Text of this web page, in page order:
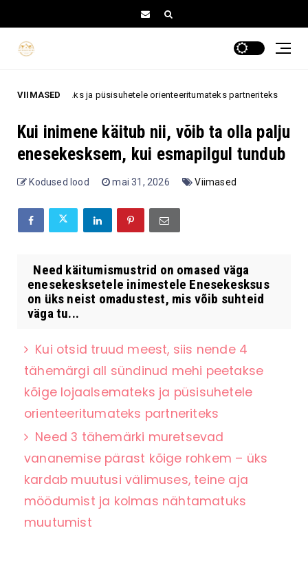
VIIMASED
ja püsisuhetele orienteeritumateks partneriteks astroloogia
Kui inimene käitub nii, võib ta olla palju
enesekesksem, kui esmapilgul tundub
Kodused lood mai 31, 2026 Viimased
Need käitumismustrid on omased väga
enesekesksetele inimestele Enesekesksus
on üks neist omadustest, mis võib suhteid
väga tu...
Kui otsid truud meest, siis nende 4
tähemärgi all sündinud mehi peetakse
kõige lojaalsemateks ja püsisuhetele
orienteeritumateks partneriteks
Need 3 tähemärki muretsevad
vananemise pärast kõige rohkem – üks
kardab muutusi välimuses, teine aja
möödumist ja kolmas nähtamatuks
muutumist